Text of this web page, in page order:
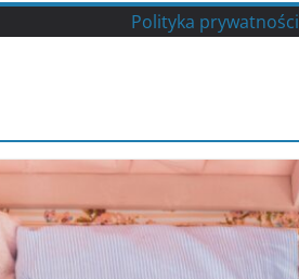
Polityka prywatności